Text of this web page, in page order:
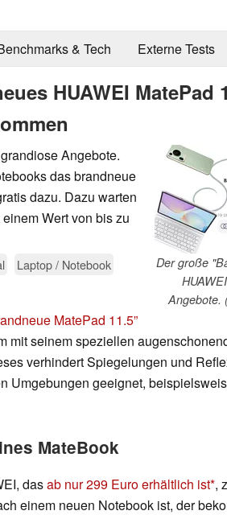
& Tech Externe Tests
HUAWEI MatePad
Der große
Angebote.
Angebote.
das brandneue
dazu. Dazu warten
Wert von bis zu
Laptop / Notebook
MatePad 11.5”
mit seinem speziellen
verhindert Spiegelungen und
Umgebungen geeignet,
MateBook
dasab nur 299 Euro erhältlich ist ,
einem neuen Notebook ist, der